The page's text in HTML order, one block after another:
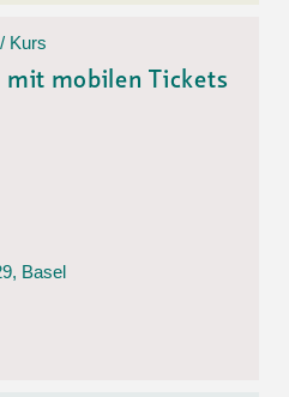
Kurs
mit mobilen Tickets
Basel